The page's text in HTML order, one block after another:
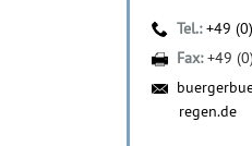
Tel.:+49
Fax:+49
regen.de